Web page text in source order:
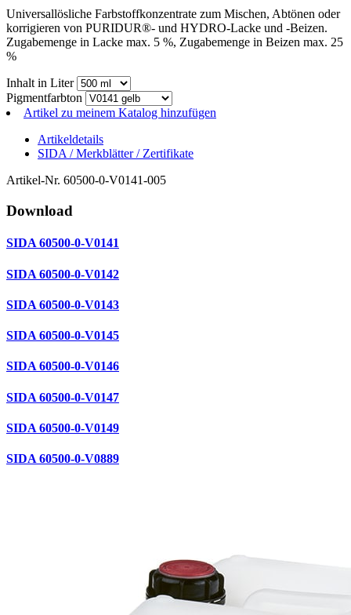
Universallösliche Farbstoffkonzentrate zum Mischen, Abtönen oder
korrigieren von PURIDUR®- und HYDRO-Lacke und -Beizen.
Zugabemenge in Lacke max. 5 %, Zugabemenge in Beizen max. 25
%
Inhalt in Liter
Pigmentfarbton
Artikel zu meinem Katalog hinzufügen
Artikeldetails
SIDA / Merkblätter / Zertifikate
Artikel-Nr. 60500-0-V0141-005
Download
SIDA 60500-0-V0141
SIDA 60500-0-V0142
SIDA 60500-0-V0143
SIDA 60500-0-V0145
SIDA 60500-0-V0146
SIDA 60500-0-V0147
SIDA 60500-0-V0149
SIDA 60500-0-V0889